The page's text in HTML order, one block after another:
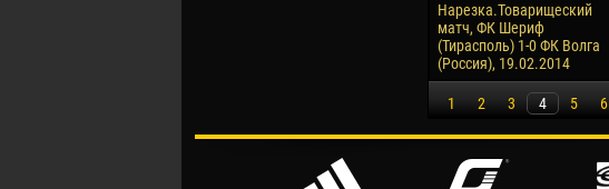
Нарезка.Товарищеский
матч, ФК Шериф
(Тирасполь) 1-0 ФК Волга
(Россия), 19.02.2014
1 2 3 4 5 6